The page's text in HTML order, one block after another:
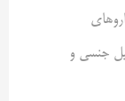
جنسی و